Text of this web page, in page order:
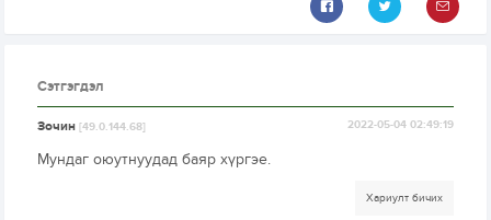
Сэтгэгдэл
Зочин[49.0.144.68] 2022-05-04 02:49:19
Мундаг оюутнуудад баяр хүргэе.
Хариулт бичих